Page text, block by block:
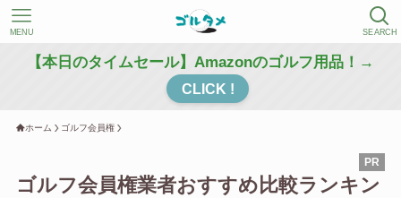
SEARCH
MENU
【本日のタイムセール】Amazonのゴルフ用品！→
CLICK !
ホーム ゴルフ会員権
ゴルフ会員権業者おすすめ比較ランキン